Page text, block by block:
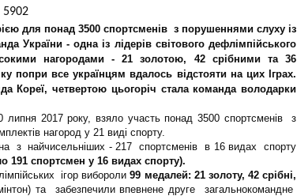
для понад 3500 спортсменів з порушеннями слуху із
України - одна із лідерів світового дефлімпійського
нагородами - 21 золотою, 42 срібними та 36
все українцям вдалось відстояти на цих Іграх.
Кореї, четвертою цьогоріч стала команда володарки
липня 2017 року, взяло участь понад 3500 спортсменів з
нагород у 21 виді спорту.
з найчисельніших - 217 спортсменів в 16 видах спорту
191 спортсмен у 16 видах спорту).
ігор вибороли99 медалей: 21 золоту, 42 срібні,
та забезпечили впевнене друге загальнокомандне